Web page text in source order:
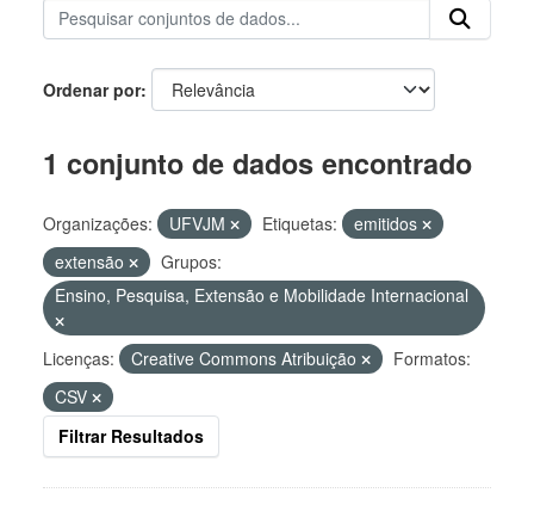
Ordenar por
1 conjunto de dados encontrado
Organizações: UFVJM Etiquetas:
emitidos
extensão
Grupos:
Ensino, Pesquisa, Extensão e Mobilidade Internacional
Licenças: Creative Commons Atribuição
Formatos:
CSV
Filtrar Resultados